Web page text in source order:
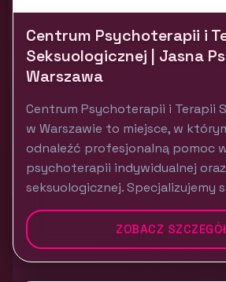
Centrum Psychoterapii i
Seksuologicznej | Jasna
Warszawa
Centrum Psychoterapii i Terapii
w Warszawie to miejsce, w
odnaleźć profesjonalną pomoc
psychoterapii indywidualnej
seksuologicznej. Specjalizujemy
ZOBACZ